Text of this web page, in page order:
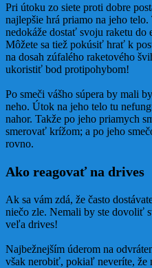
Pri útoku zo siete proti dobre
najlepšie hrá priamo na jeho
nedokáže dostať svoju raketu do
Môžete sa tiež pokúsiť hrať k
na dosah zúfalého raketového
ukoristiť bod protipohybom!
Po smeči vášho súpera by mali
neho. Útok na jeho telo tu
nahor. Takže po jeho priamych
smerovať krížom; a po jeho
rovno.
Ako reagovať na drives
Ak sa vám zdá, že často
niečo zle. Nemali by ste dovoliť
veľa drives!
Najbežnejším úderom na
však nerobiť, pokiaľ neveríte, že